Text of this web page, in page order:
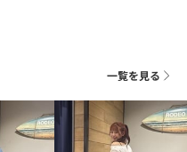
一覧を見る